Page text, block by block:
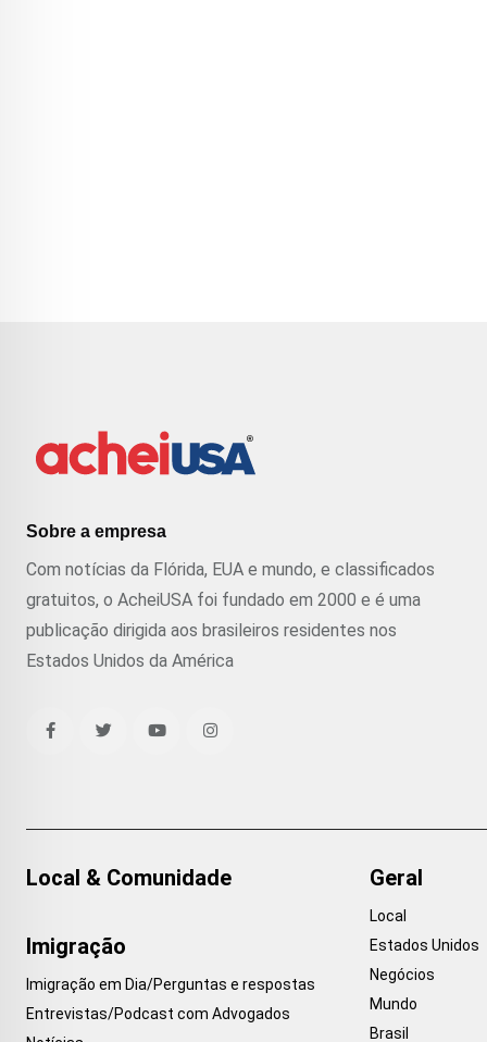
Sobre a empresa
Com notícias da Flórida, EUA e mundo, e classificados
gratuitos, o AcheiUSA foi fundado em 2000 e é uma
publicação dirigida aos brasileiros residentes nos
Estados Unidos da América
Local & Comunidade
Imigração
Imigração em Dia/Perguntas e respostas
Entrevistas/Podcast com Advogados
Geral
Local
Estados Unidos
Negócios
Mundo
Brasil